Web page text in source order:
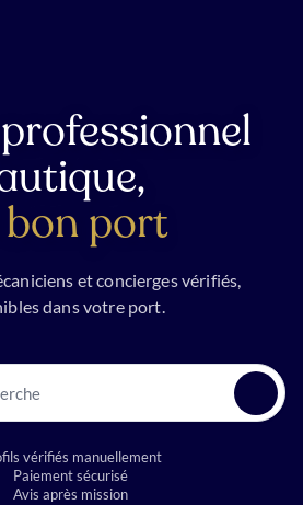
bon port
et concierges vérifiés,
dans votre port.
vérifiés manuellement
Paiement sécurisé
Avis après mission